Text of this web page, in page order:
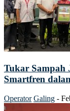
Tukar
Smartfren
Operator Galing -